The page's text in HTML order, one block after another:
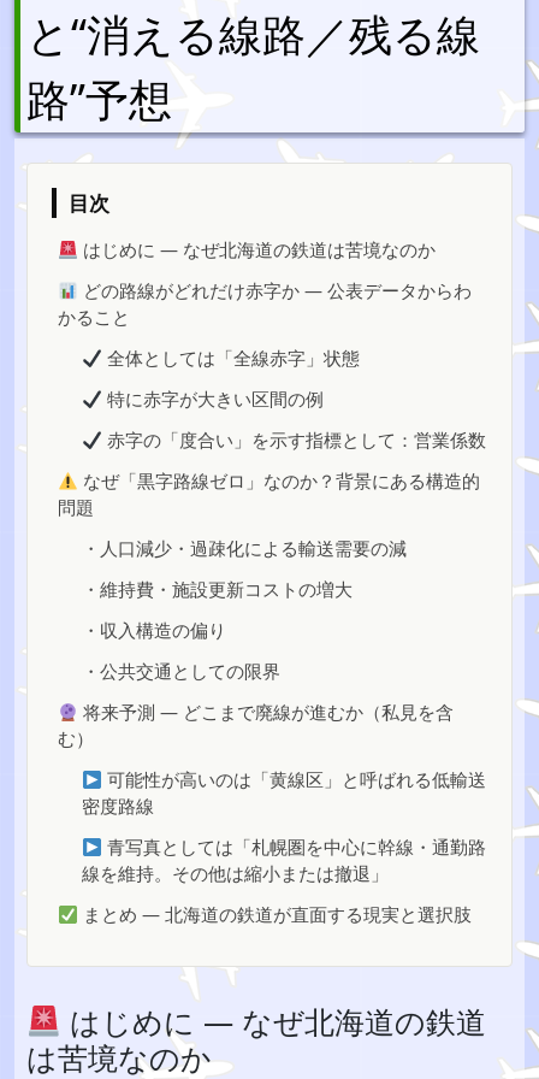
と“消える線路／残る線
路”予想
目次
はじめに — なぜ北海道の鉄道は苦境なのか
どの路線がどれだけ赤字か — 公表データからわ
かること
全体としては「全線赤字」状態
特に赤字が大きい区間の例
赤字の「度合い」を示す指標として：営業係数
なぜ「黒字路線ゼロ」なのか？背景にある構造的
問題
・人口減少・過疎化による輸送需要の減
・維持費・施設更新コストの増大
・収入構造の偏り
・公共交通としての限界
将来予測 — どこまで廃線が進むか（私見を含
む）
可能性が高いのは「黄線区」と呼ばれる低輸送
密度路線
青写真としては「札幌圏を中心に幹線・通勤路
線を維持。その他は縮小または撤退」
まとめ — 北海道の鉄道が直面する現実と選択肢
はじめに — なぜ北海道の鉄道
は苦境なのか